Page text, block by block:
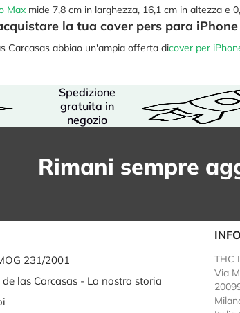
Max mide 7,8 cm in larghezza, 16,1 cm in altezza e
la tua cover pers para
Carcasas abbiao un'ampia offerta dicover per
Spedizione
gratuita in
negozio
Rimani sempre
231/2001
de las Carcasas - La nostra storia
THC
Via